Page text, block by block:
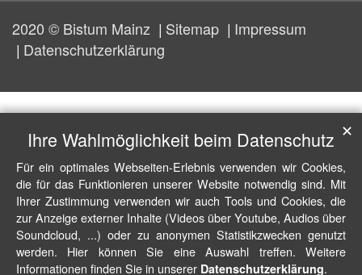
2020 © Bistum Mainz Sitemap
Impressum
Datenschutzerklärung
Ihre Wahlmöglichkeit beim Datenschutz
Für ein optimales Webseiten-Erlebnis verwenden wir Cookies,
die für das Funktionieren unserer Website notwendig sind. Mit
Ihrer Zustimmung verwenden wir auch Tools und Cookies, die
zur Anzeige externer Inhalte (Videos über Youtube, Audios über
Soundcloud, ...) oder zu anonymen Statistikzwecken genutzt
werden. Hier können Sie eine Auswahl treffen. Weitere
Informationen finden Sie in unserer Datenschutzerklärung.
✕